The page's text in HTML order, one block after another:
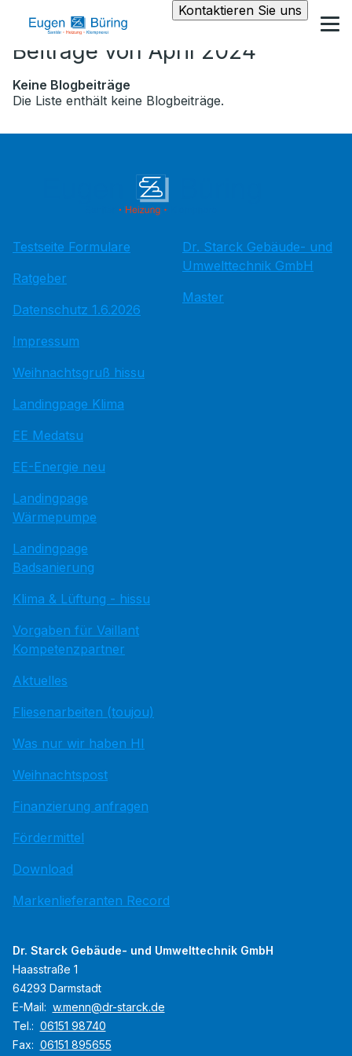
Kontaktieren Sie uns
Beiträge von April 2024
Keine Blogbeiträge
Die Liste enthält keine Blogbeiträge.
Testseite Formulare
Ratgeber
Datenschutz 1.6.2026
Impressum
Weihnachtsgruß hissu
Landingpage Klima
EE Medatsu
EE-Energie neu
Landingpage
Wärmepumpe
Landingpage
Badsanierung
Klima & Lüftung - hissu
Vorgaben für Vaillant
Kompetenzpartner
Aktuelles
Fliesenarbeiten (toujou)
Was nur wir haben HI
Weihnachtspost
Finanzierung anfragen
Fördermittel
Download
Markenlieferanten Record
Dr. Starck Gebäude- und
Umwelttechnik GmbH
Master
Dr. Starck Gebäude- und Umwelttechnik GmbH
Haasstraße 1
64293 Darmstadt
E-Mail: w.menn@dr-starck.de
Tel.: 06151 98740
Fax: 06151 895655